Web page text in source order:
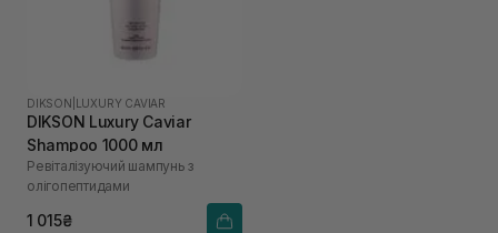
DIKSON LUXURY CAVIAR
DIKSON Luxury Caviar
Shampoo 1000 мл
Ревіталізуючий шампунь з
олігопептидами
1 015₴